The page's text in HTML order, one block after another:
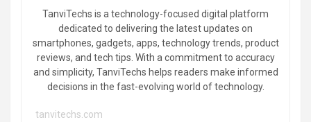
TanviTechs is a technology-focused digital platform
dedicated to delivering the latest updates on
smartphones, gadgets, apps, technology trends, product
reviews, and tech tips. With a commitment to accuracy
and simplicity, TanviTechs helps readers make informed
decisions in the fast-evolving world of technology.
tanvitechs.com